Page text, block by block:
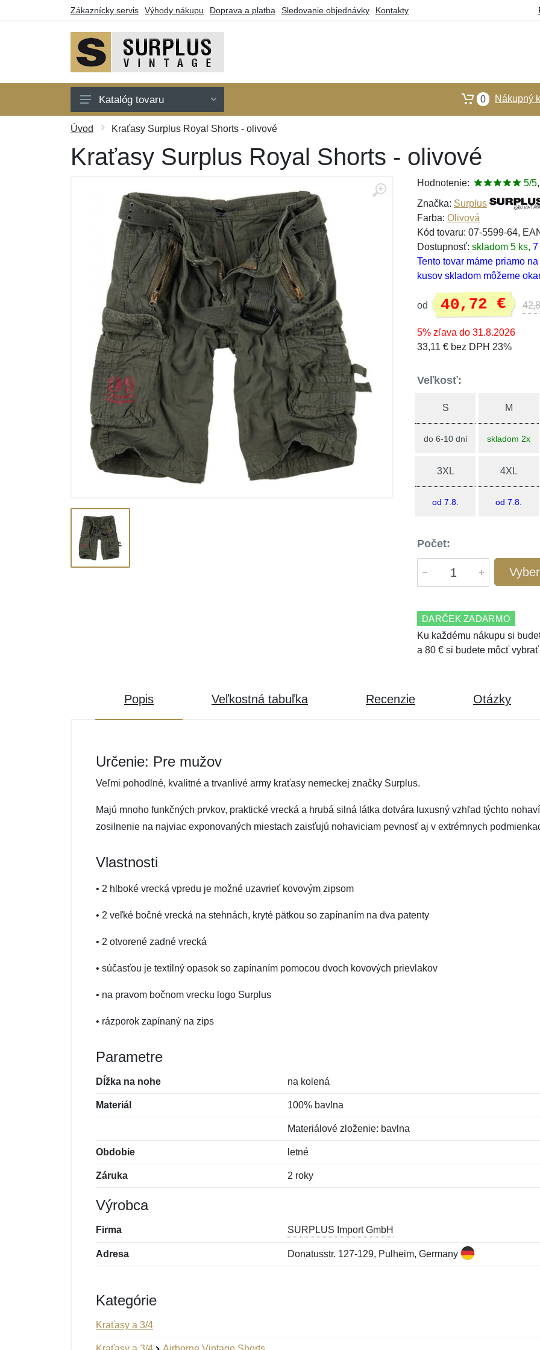
Zákaznícky servis Výhody nákupu Doprava a platba Sledovanie objednávky Kontakty
Bundy
Košele
Kraťasy a 3/4
Darčekové poukazy
Výpredaj
Katalóg tovaru 0 Nákupný
Úvod Kraťasy Surplus Royal Shorts - olivové
Kraťasy Surplus Royal Shorts - olivové
Hodnotenie: 5/5
Značka: Surplus
Farba: Olivová
Kód tovaru: 07-5599-64,
Dostupnosť: skladom 5 ks, 7
Tento tovar máme priamo
kusov skladom môžeme
od 40,72 €
5% zľava do 31.8.2026
33,11 € bez DPH 23%
Veľkosť:
S
do 6-10 dní
M
skladom 2x
3XL
od 7.8.
4XL
od 7.8.
Počet:
DARČEK ZADARMO
Ku každému nákupu si
a 80 € si budete môcť
Popis Veľkostná tabuľka Recenzie Otázky
Určenie: Pre mužov
Veľmi pohodlné, kvalitné a trvanlivé army kraťasy nemeckej značky Surplus.
Majú mnoho funkčných prvkov, praktické vrecká a hrubá silná látka dotvára luxusný vzhľad týchto
zosilnenie na najviac exponovaných miestach zaisťujú nohaviciam pevnosť aj v extrémnych
Vlastnosti
• 2 hlboké vrecká vpredu je možné uzavrieť kovovým zipsom
• 2 veľké bočné vrecká na stehnách, kryté pätkou so zapínaním na dva patenty
• 2 otvorené zadné vrecká
• súčasťou je textilný opasok so zapínaním pomocou dvoch kovových prievlakov
• na pravom bočnom vrecku logo Surplus
• rázporok zapínaný na zips
Parametre
Dĺžka na nohe na kolená
Materiál 100% bavlna
Materiálové zloženie: bavlna
Obdobie letné
Záruka 2 roky
Výrobca
Firma SURPLUS Import GmbH
Adresa Donatusstr. 127-129, Pulheim, Germany
Kategórie
Kraťasy a 3/4